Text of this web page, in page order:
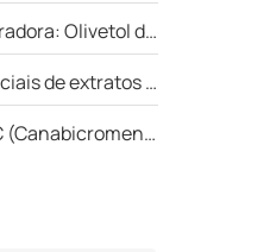
Premium para Parceiros Globais
e fitoquímicos como antimicrobianos naturais
Pouco Estudado com Imenso Potencial